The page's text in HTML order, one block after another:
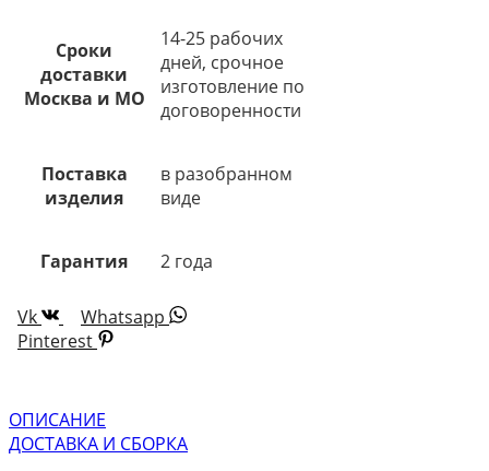
Сроки
доставки
Москва и МО
14-25 рабочих
дней, срочное
изготовление по
договоренности
Поставка
изделия
в разобранном
виде
Гарантия 2 года
Vk
Whatsapp
Pinterest
ОПИСАНИЕ
ДОСТАВКА И СБОРКА